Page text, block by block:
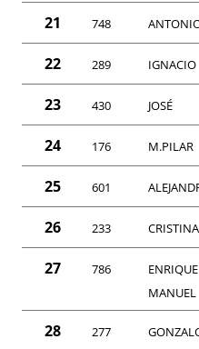
21 748
22 289 IGNACIO
23 430 JOSÉ
24 176 M.PILAR
25 601
26 233 CRISTINA
27 786
ENRIQUE
MANUEL
28 277